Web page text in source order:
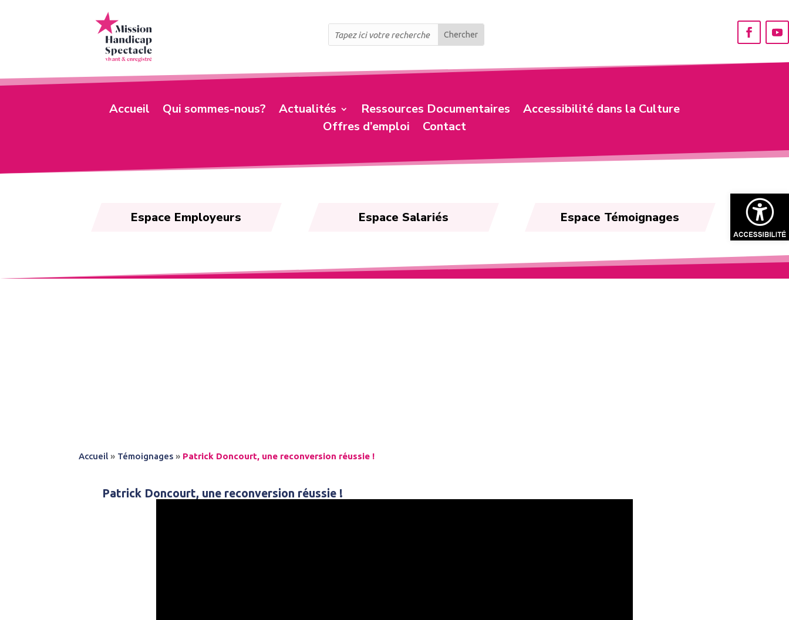
Ouvrir la
Accueil Qui sommes-nous? Actualités Ressources Documentaires
Accessibilité dans la Culture
Offres d’emploi
Contact
Espace Employeurs Espace Salariés Espace Témoignages
Accueil » Témoignages » Patrick Doncourt, une reconversion réussie !
Patrick Doncourt, une reconversion réussie !